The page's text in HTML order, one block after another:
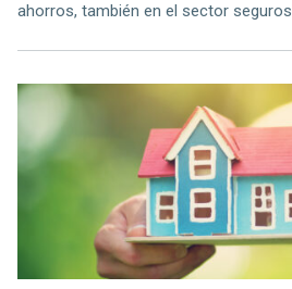
ahorros, también en el sector seguros